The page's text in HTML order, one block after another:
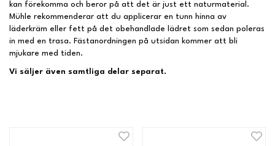
kan förekomma och beror på att det är just ett naturmaterial.
Mühle rekommenderar att du applicerar en tunn hinna av
läderkräm eller fett på det obehandlade lädret som sedan poleras
in med en trasa. Fästanordningen på utsidan kommer att bli
mjukare med tiden.
Vi säljer även samtliga delar separat.